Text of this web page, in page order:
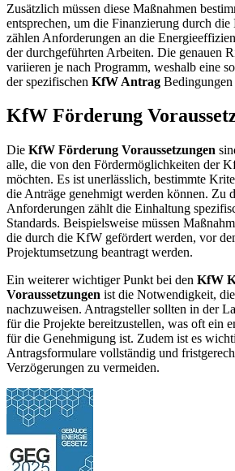
Zusätzlich müssen diese Maßnahmen
entsprechen, um die Finanzierung durch
zählen Anforderungen an die
der durchgeführten Arbeiten. Die genauen
variieren je nach Programm, weshalb eine
der spezifischen KfW Antrag
KfW Förderung
Die KfW Förderung Voraussetzungen
alle, die von den Fördermöglichkeiten der
möchten. Es ist unerlässlich, bestimmte
die Anträge genehmigt werden können. Zu
Anforderungen zählt die Einhaltung
Standards. Beispielsweise müssen
die durch die KfW gefördert werden, vor
Projektumsetzung beantragt werden.
Ein weiterer wichtiger Punkt bei den KfW
Voraussetzungen ist die Notwendigkeit,
nachzuweisen. Antragsteller sollten in der
für die Projekte bereitzustellen, was oft ein
für die Genehmigung ist. Zudem ist es
Antragsformulare vollständig und
Verzögerungen zu vermeiden.